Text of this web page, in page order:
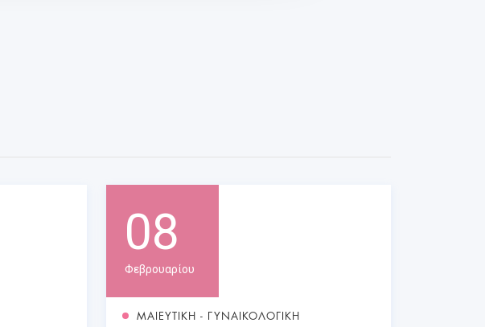
08
Φεβρουαρίου
ΜΑΙΕΥΤΙΚΗ - ΓΥΝΑΙΚΟΛΟΓΙΚΗ